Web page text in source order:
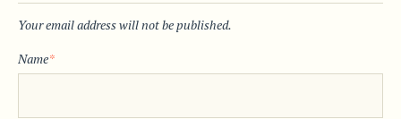
Your email address will not be published.
Name*